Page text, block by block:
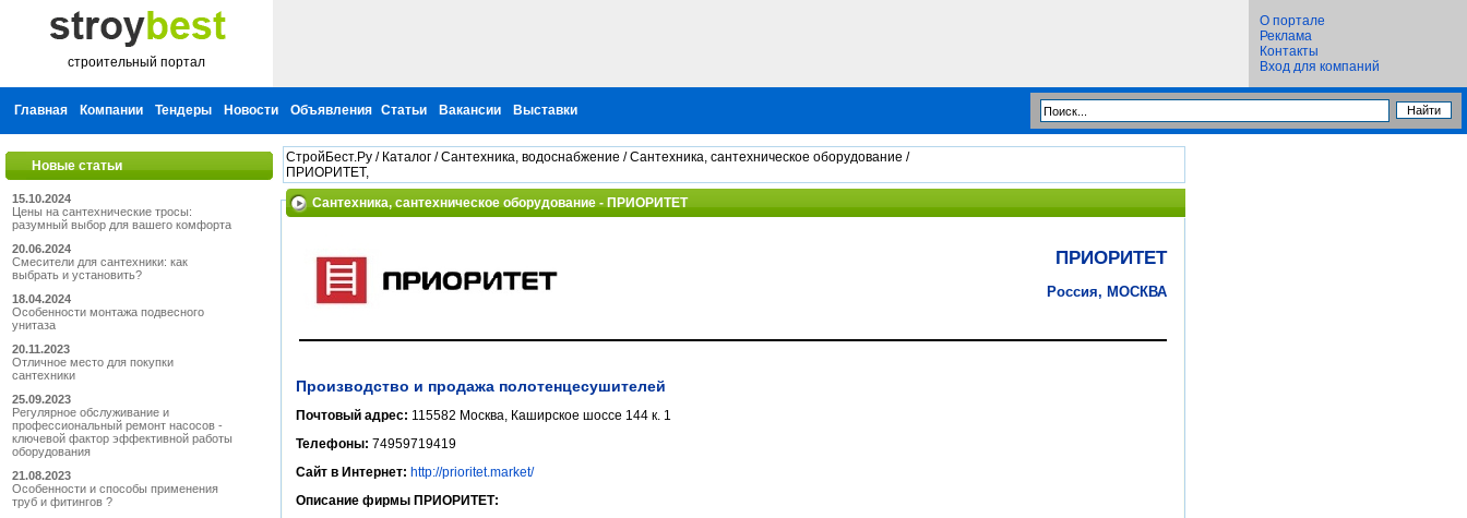
строительный портал
О портале
Реклама
Контакты
Вход для компаний
Главная Компании Тендеры Новости Объявления Статьи Вакансии Выставки
Новые статьи
15.10.2024
Цены на сантехнические тросы:
разумный выбор для вашего комфорта
20.06.2024
Смесители для сантехники: как
выбрать и установить?
18.04.2024
Особенности монтажа подвесного
унитаза
20.11.2023
Отличное место для покупки
сантехники
25.09.2023
Регулярное обслуживание и
профессиональный ремонт насосов -
ключевой фактор эффективной работы
оборудования
21.08.2023
Особенности и способы применения
труб и фитингов ?
СтройБест.Ру / Каталог /Сантехника, водоснабжение /Сантехника, сантехническое оборудование /
ПРИОРИТЕТ,
Сантехника, сантехническое оборудование - ПРИОРИТЕТ
ПРИОРИТЕТ
Россия, МОСКВА
Производство и продажа полотенцесушителей
Почтовый адрес: 115582 Москва, Каширское шоссе 144 к. 1
Телефоны: 74959719419
Сайт в Интернет: http://prioritet.market/
Описание фирмы ПРИОРИТЕТ: